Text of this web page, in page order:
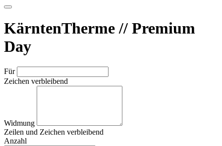
KärntenTherme // Premium
Day
Für
Zeichen verbleibend
Widmung
Zeilen und Zeichen verbleibend
Anzahl